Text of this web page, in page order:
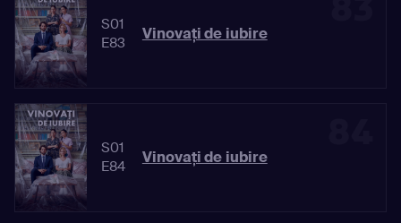
S01
E83
Vinovaţi de iubire
S01
E84
Vinovaţi de iubire